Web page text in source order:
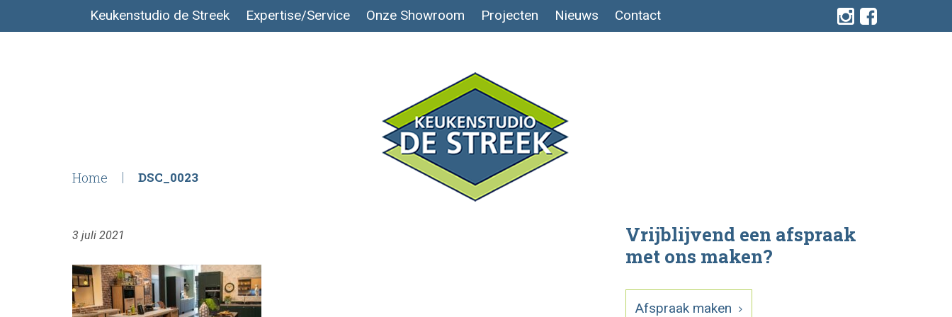
Keukenstudio de Streek Expertise/Service Onze Showroom Projecten Nieuws Contact
Home DSC_0023
3 juli 2021
Vrijblijvend een afspraak
met ons maken?
Afspraak maken